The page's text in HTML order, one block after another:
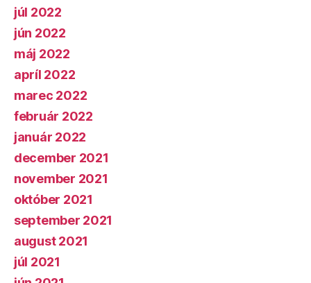
júl 2022
jún 2022
máj 2022
apríl 2022
marec 2022
február 2022
január 2022
december 2021
november 2021
október 2021
september 2021
august 2021
júl 2021